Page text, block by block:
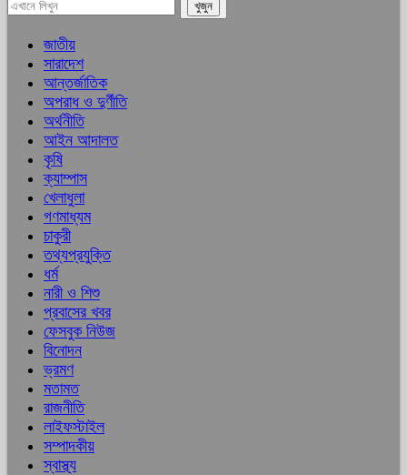
জাতীয়
সারাদেশ
আন্তর্জাতিক
অপরাধ ও দুর্ণীতি
অর্থনীতি
আইন আদালত
কৃষি
ক্যাম্পাস
খেলাধুলা
গণমাধ্যম
চাকুরী
তথ্যপ্রযুক্তি
ধর্ম
নারী ও শিশু
প্রবাসের খবর
ফেসবুক নিউজ
বিনোদন
ভ্রমণ
মতামত
রাজনীতি
লাইফস্টাইল
সম্পাদকীয়
স্বাস্থ্য